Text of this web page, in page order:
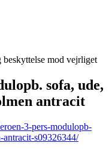
mod vejrliget
sofa, ude,
antracit
3-pers-modulopb-
antracit-s09326344/